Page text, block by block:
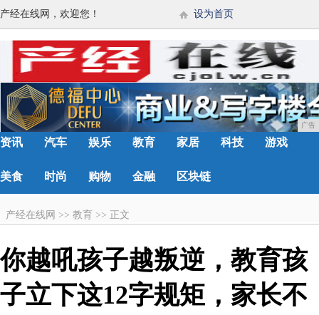
产经在线网，欢迎您！ 设为首页
广告
资讯 汽车 娱乐 教育 家居 科技 游戏
美食 时尚 购物 金融 区块链
产经在线网 >> 教育 >> 正文
你越吼孩子越叛逆，教育孩
子立下这12字规矩，家长不